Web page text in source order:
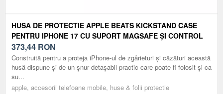
HUSA DE PROTECTIE APPLE BEATS KICKSTAND CASE
PENTRU IPHONE 17 CU SUPORT MAGSAFE ȘI CONTROL
AL CAMEREI GRANITE GRAY
373,44 RON
Construită pentru a proteja iPhone-ul de zgârieturi și căzături această
husă dispune și de un șnur detașabil practic care poate fi folosit și ca
su...
apple, accesorii telefoane mobile, huse & folii protectie